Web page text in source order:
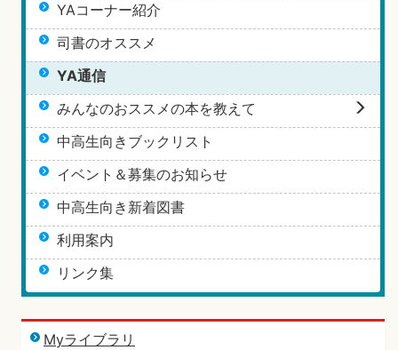
YAコーナー紹介
司書のオススメ
YA通信
みんなのおススメの本を教えて
中高生向きブックリスト
イベント＆募集のお知らせ
中高生向き新着図書
利用案内
リンク集
Myライブラリ